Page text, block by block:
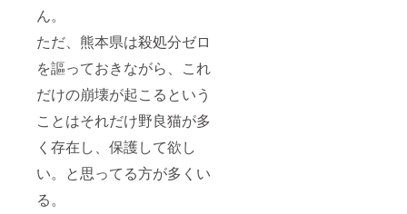
ん。
ただ、熊本県は殺処分ゼロ
を謳っておきながら、これ
だけの崩壊が起こるという
ことはそれだけ野良猫が多
く存在し、保護して欲し
い。と思ってる方が多くい
る。